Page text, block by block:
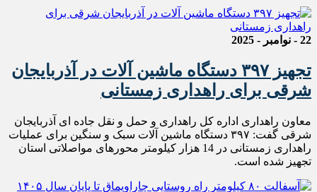
22 - نوامبر - 2025
تجهيز ۳۹۷ دستگاه ماشين آلات در آذربايجان
شرقی برای راهداری زمستانی
معاون راهداری اداره کل راهداری و حمل و نقل جاده ای آذربایجان
شرقی گفت: ۳۹۷ دستگاه ماشین آلات سبک و سنگین برای عملیات
راهداری زمستانی در 14 هزار کیلومتر محورهای مواصلاتی استان
تجهیز شده است.